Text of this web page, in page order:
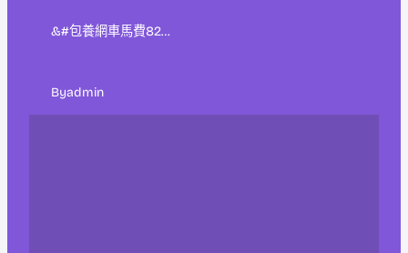
&#包養網車馬費82…
Byadmin